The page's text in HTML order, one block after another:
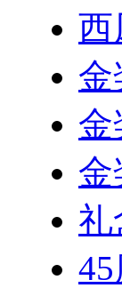
西
金
金
金
礼